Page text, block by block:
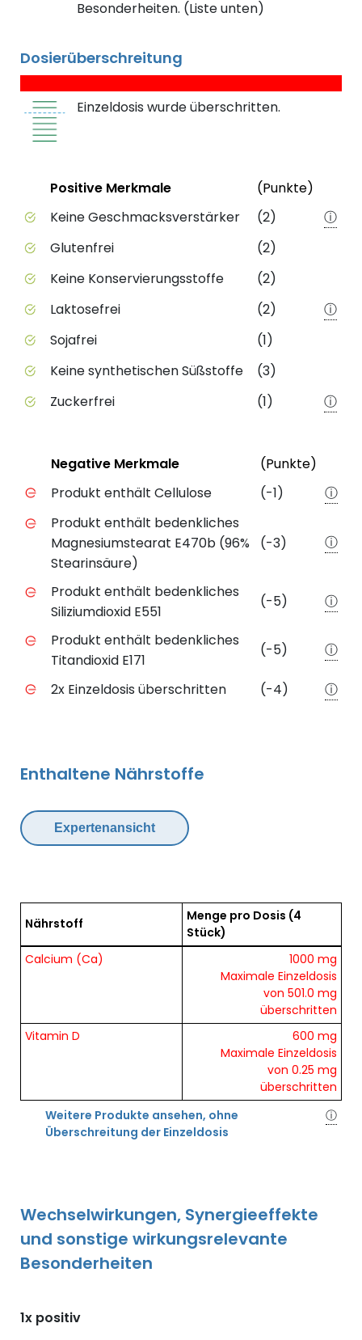
Besonderheiten. (Liste unten)
Dosierüberschreitung
Einzeldosis wurde überschritten.
Positive Merkmale des Produkts mit
StatusPositive Merkmale (Punkte)
Keine Geschmacksverstärker
(2)
ⓘ
Glutenfrei
(2)
Keine Konservierungsstoffe
(2)
Laktosefrei
(2)
ⓘ
Sojafrei
(1)
Keine synthetischen Süßstoffe
(3)
Zuckerfrei
(1) ⓘ
Negative Merkmale des Produkts mit Punkteabzug
StatusNegative Merkmale (Punkte)
Produkt enthält Cellulose
(-1)
ⓘ
Produkt enthält bedenkliches
Magnesiumstearat E470b (96%
Stearinsäure)
(-3) ⓘ
Produkt enthält bedenkliches
Siliziumdioxid E551
(-5) ⓘ
Produkt enthält bedenkliches
Titandioxid E171
(-5) ⓘ
2x Einzeldosis überschritten (-4) ⓘ
Enthaltene Nährstoffe
Expertenansicht
Übersicht der enthaltenen Nährstoffe pro Dosis
Nährstoff Menge pro Dosis (4
Stück)
Calcium (Ca)
1000 mg
Maximale Einzeldosis
von 501.0 mg
überschritten
Vitamin D
600 mg
Maximale Einzeldosis
von 0.25 mg
überschritten
Weitere Produkte ansehen, ohne
Überschreitung der Einzeldosis
ⓘ
Wechselwirkungen, Synergieeffekte
und sonstige wirkungsrelevante
Besonderheiten
1x positiv